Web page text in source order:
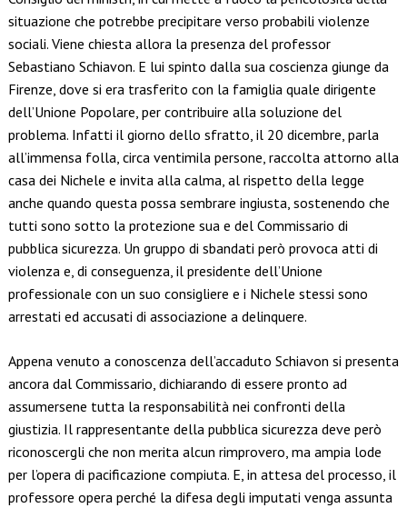
situazione che potrebbe precipitare verso probabili violenze
sociali. Viene chiesta allora la presenza del professor
Sebastiano Schiavon. E lui spinto dalla sua coscienza giunge da
Firenze, dove si era trasferito con la famiglia quale dirigente
dell’Unione Popolare, per contribuire alla soluzione del
problema. Infatti il giorno dello sfratto, il 20 dicembre, parla
all’immensa folla, circa ventimila persone, raccolta attorno alla
casa dei Nichele e invita alla calma, al rispetto della legge
anche quando questa possa sembrare ingiusta, sostenendo che
tutti sono sotto la protezione sua e del Commissario di
pubblica sicurezza. Un gruppo di sbandati però provoca atti di
violenza e, di conseguenza, il presidente dell’Unione
professionale con un suo consigliere e i Nichele stessi sono
arrestati ed accusati di associazione a delinquere.
Appena venuto a conoscenza dell’accaduto Schiavon si presenta
ancora dal Commissario, dichiarando di essere pronto ad
assumersene tutta la responsabilità nei confronti della
giustizia. Il rappresentante della pubblica sicurezza deve però
riconoscergli che non merita alcun rimprovero, ma ampia lode
per l’opera di pacificazione compiuta. E, in attesa del processo, il
professore opera perché la difesa degli imputati venga assunta